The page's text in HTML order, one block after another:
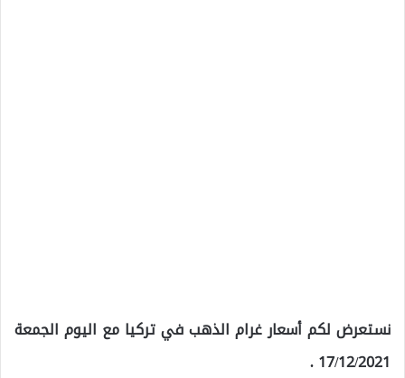
نستعرض لكم أسعار غرام الذهب في تركيا مع اليوم الجمعة
17/12/2021 .